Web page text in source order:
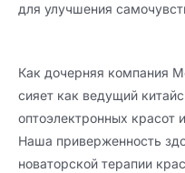
для улучшения
Как дочерняя компания
сияет как ведущий
оптоэлектронных красот
Наша приверженность
новаторской терапии